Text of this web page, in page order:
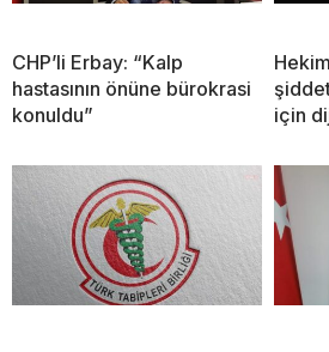
CHP’li Erbay: “Kalp
hastasının önüne bürokrasi
konuldu”
için